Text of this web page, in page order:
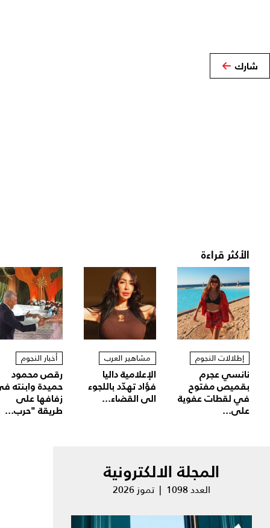
شارك
الأكثر قراءة
إطلالات النجوم
نانسي عجرم
بقميص مفتوح
في لقطات عفوية
على...
مشاهير العرب
الإعلامية داليا
فؤاد تهدّد باللجوء
الى القضاء...
أخبار النجوم
رقص محمود
حميدة وابنته
زفافها على
طريقة "حرب...
المجلة الالكترونية
العدد 1098 | تموز 2026